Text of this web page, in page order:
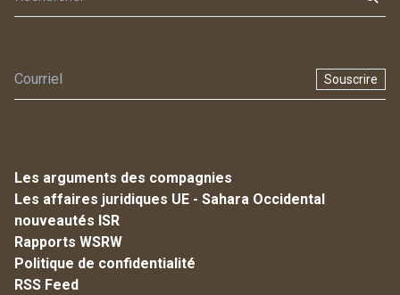
Souscrire
Les arguments des compagnies
Les affaires juridiques UE - Sahara Occidental
nouveautés ISR
Rapports WSRW
Politique de confidentialité
RSS Feed